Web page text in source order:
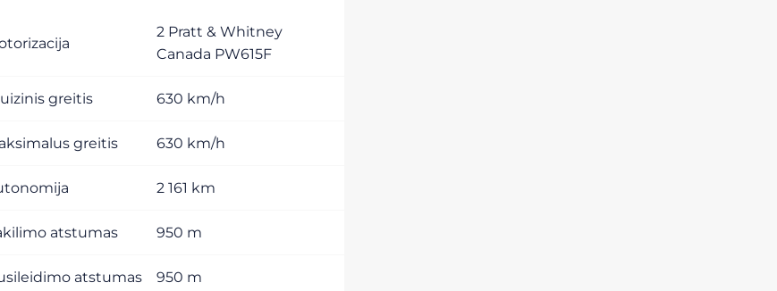
2 Pratt & Whitney
Canada PW615F
greitis 630 km/h
greitis 630 km/h
2 161 km
atstumas 950 m
atstumas 950 m